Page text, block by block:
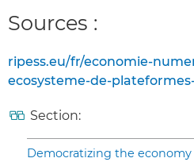
Sources :
ripess.eu/fr/economie-
ecosysteme-de-
Section:
Democratizing the economy